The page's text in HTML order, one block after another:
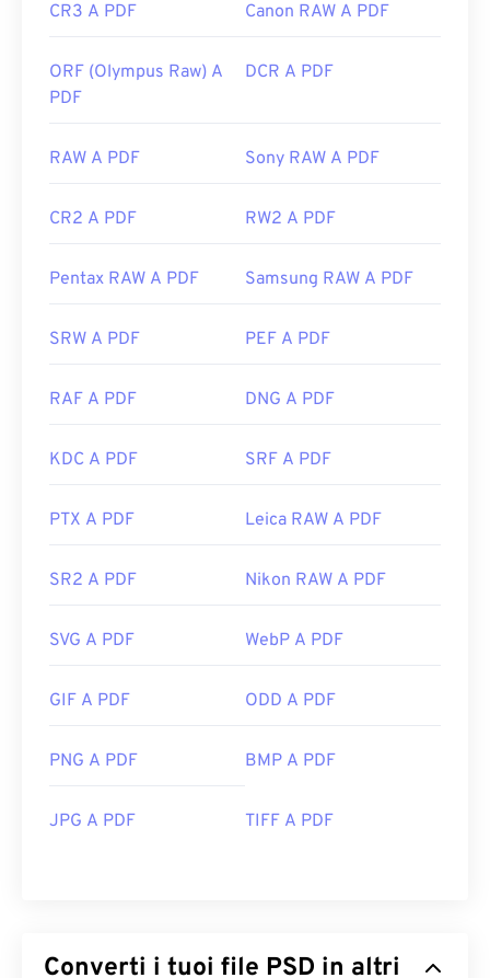
CR3 A PDF Canon RAW A PDF
ORF (Olympus Raw) A
PDF
DCR A PDF
RAW A PDF Sony RAW A PDF
CR2 A PDF RW2 A PDF
Pentax RAW A PDF Samsung RAW A PDF
SRW A PDF PEF A PDF
RAF A PDF DNG A PDF
KDC A PDF SRF A PDF
PTX A PDF Leica RAW A PDF
SR2 A PDF Nikon RAW A PDF
SVG A PDF WebP A PDF
GIF A PDF ODD A PDF
PNG A PDF BMP A PDF
JPG A PDF TIFF A PDF
Converti i tuoi file PSD in altri